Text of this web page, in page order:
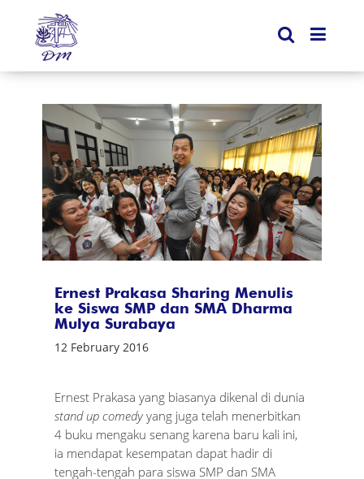
Ernest Prakasa Sharing Menulis
ke Siswa SMP dan SMA Dharma
Mulya Surabaya
12 February 2016
Ernest Prakasa yang biasanya dikenal di dunia
stand up comedyyang juga telah menerbitkan
4 buku mengaku senang karena baru kali ini,
ia mendapat kesempatan dapat hadir di
tengah-tengah para siswa SMP dan SMA